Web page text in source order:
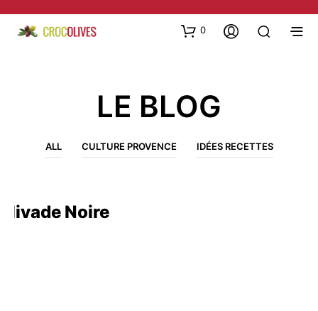
0
LE BLOG
ALL CULTURE PROVENCE IDÉES RECETTES